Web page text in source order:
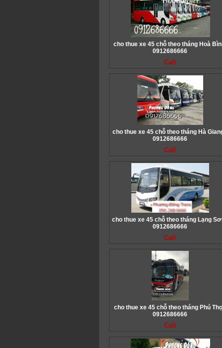
cho thue xe 45 chỗ theo tháng Hoà
0912686666
Call
cho thue xe 45 chỗ theo tháng Hà
0912686666
Call
cho thue xe 45 chỗ theo tháng Lạng
0912686666
Call
cho thue xe 45 chỗ theo tháng Phú
0912686666
Call